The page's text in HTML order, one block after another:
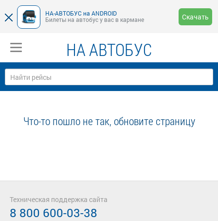
НА-АВТОБУС на ANDROID
Билеты на автобус у вас в кармане
Скачать
НА АВТОБУС
Что-то пошло не так, обновите страницу
Техническая поддержка сайта
8 800 600-03-38